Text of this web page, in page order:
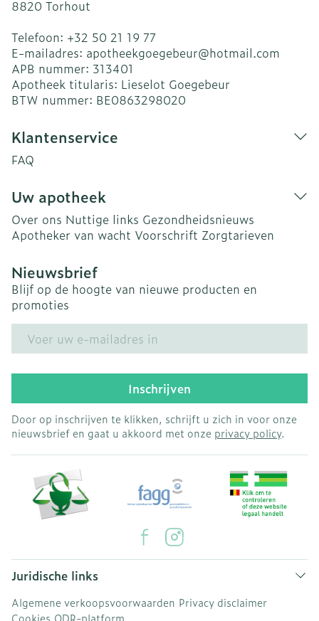
8820 Torhout
Telefoon: +32 50 21 19 77
E-mailadres: apotheekgoegebeur@hotmail.com
APB nummer: 313401
Apotheek titularis: Lieselot Goegebeur
BTW nummer: BE0863298020
Klantenservice
FAQ
Uw apotheek
Over ons Nuttige links Gezondheidsnieuws
Apotheker van wacht Voorschrift Zorgtarieven
Nieuwsbrief
Blijf op de hoogte van nieuwe producten en
promoties
Inschrijven
Door op inschrijven te klikken, schrijft u zich in voor onze
nieuwsbrief en gaat u akkoord met onze privacy policy.
Juridische links
Algemene verkoopsvoorwaarden Privacy disclaimer
Cookies ODR-platform